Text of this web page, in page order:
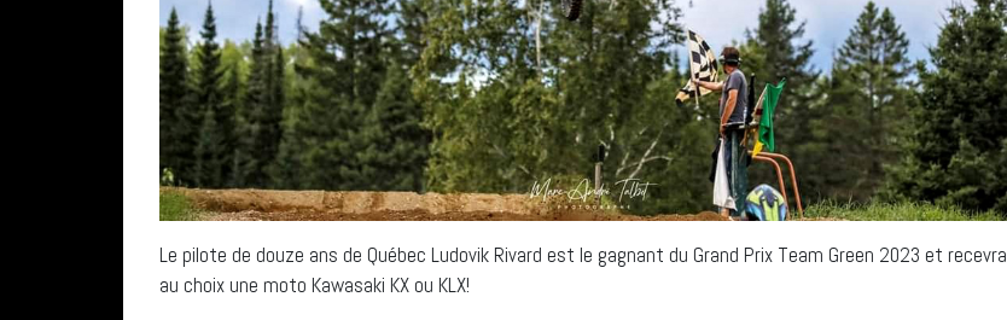
Le pilote de douze ans de Québec Ludovik Rivard est le gagnant du Grand Prix Team Green 2023 et recevra
au choix une moto Kawasaki KX ou KLX!